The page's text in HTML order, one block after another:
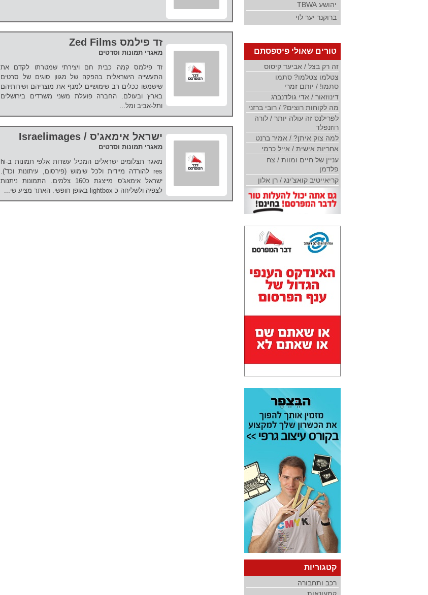
זד פילמס Zed Films
מאגרי תמונות וסרטים
זד פילמס קמה כבית חם ויצירתי שמטרתו לקדם את
התעשייה הישראלית בהפקה של מגוון סוגים של סרטים
שישמשו ככלים רב שימושיים למנף את מוצריהם ושירותיהם
בארץ ובעולם. החברה פועלת משני משרדים בירושלים
ותל-אביב ומל...
ישראל אימאג'ס / Israelimages
מאגרי תמונות וסרטים
מאגר תצלומים ישראלים המכיל עשרות אלפי תמונות בhi-
res להורדה מיידית ולכל שימוש (פירסום, עיתונות וכד').
ישראל אימאג'ס מייצגת כ160 צלמים. התמונות ניתנות
לצפיה ולשליחה כ lightbox באופן חופשי. האתר מציע שי...
יהושע TBWA
ברוקנר יער לוי
טורים שאולי פיספסתם
זה רק בצל / אביעד קיסוס
צטלמו צטלמו? סתמו
סתמו! / יותם זמרי
דינוזאור / אדי גולדנברג
מה לקוחות רוצים? / רובי ברזני
לפרילנס זה עולה יותר / לורה
רוזנפלד
למה צוק איתן? / אמיר ברנט
אחריות אישית / אייל כרמי
עניין של חיים ומוות / צח
פלדמן
קריאייטיב קואצ'ינג / רן אלון
קטגוריות
רכב ותחבורה